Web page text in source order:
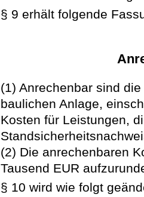
§ 9 erhält folgende
(1) Anrechenbar sind
baulichen Anlage,
Kosten für Leistungen,
(2) Die anrechenbaren
Tausend EUR
§ 10 wird wie folgt